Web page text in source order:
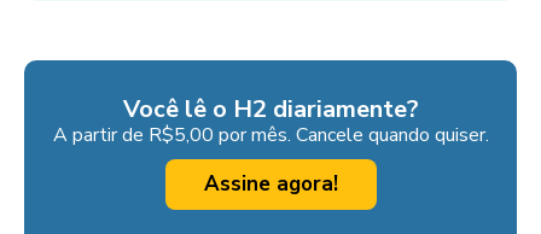
Você lê o H2 diariamente?
A partir de R$5,00 por mês. Cancele quando quiser.
Assine agora!